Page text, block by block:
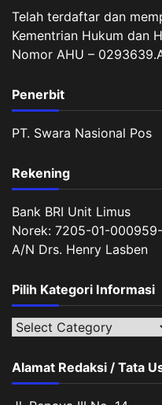
Telah terdaftar dan
Kementrian Hukum dan
Nomor AHU –
Penerbit
PT. Swara Nasional Pos
Rekening
Bank BRI Unit Limus
Norek: 7205-01-
A/N Drs. Henry Lasben
Pilih Kategori Informasi
Pilih
Informasi
Alamat Redaksi / Tata